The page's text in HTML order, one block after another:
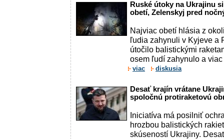
Ruské útoky na Ukrajinu
obetí, Zelenskyj pred
Najviac obetí hlásia z
ľudia zahynuli v Kyjeve a
útočilo balistickými
osem ľudí zahynulo a
viac diskusia
Desať krajín vrátane
spoločnú protiraketovú
Iniciatíva má posilniť
hrozbou balistických
skúseností Ukrajiny.